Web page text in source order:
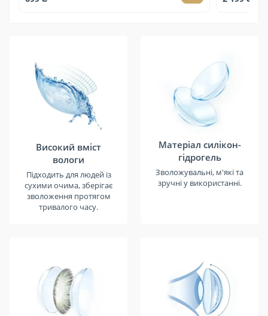
Високий вміст
вологи
Підходить для людей із
сухими очима, зберігає
зволоження протягом
тривалого часу.
Матеріал силікон-
гідрогель
Зволожувальні, м'які та
зручні у використанні.